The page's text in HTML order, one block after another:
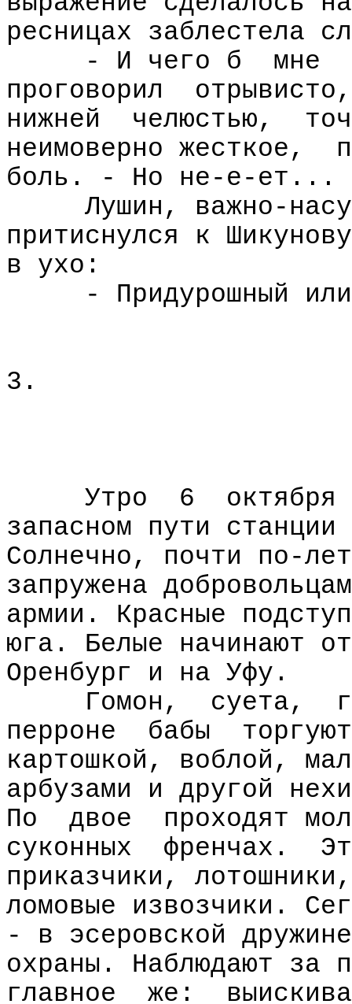
ресницах заблестела
- И чего б
мне
проговорил
нижней
челюстью,
неимоверно жесткое,
боль. - Но не-е-ет...
Лушин, важно-
притиснулся к
в ухо:
- Придурошный
3.
Утро 6
запасном пути
Солнечно, почти по-
запружена
армии. Красные
юга. Белые начинают
Оренбург и на Уфу.
Гомон,
суета,
перроне
бабы
торгуют
картошкой, воблой,
арбузами и другой
По
двое
проходят
суконных
френчах.
приказчики,
ломовые извозчики.
- в эсеровской
охраны. Наблюдают за
главное
же: